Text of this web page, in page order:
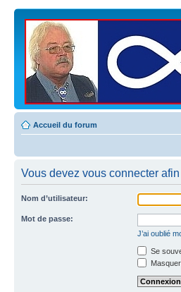
Accueil du forum
Vous devez vous connecter
Nom d’utilisateur:
Mot de passe:
J’ai oublié
Se